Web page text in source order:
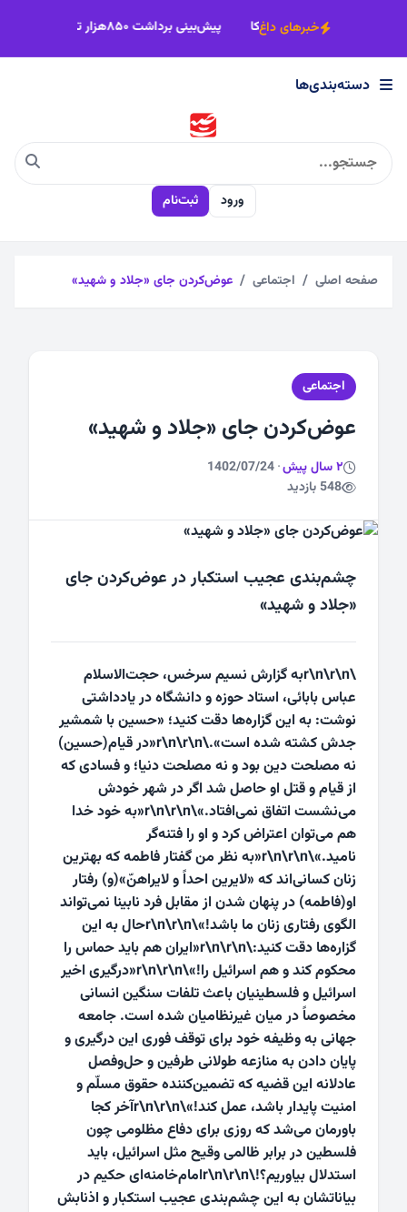
×
دسته‌بندی‌ها
اجتماعی
چندرسانه
فرهنگی
خبرهای داغ
اقتدار، شرط موفقیت هرگونه مذاکره با آمریکا پیش‌بینی برداشت ۸۵۰هزار تن چغندرقند در خراسان رضوی
دسته‌بندی‌ها
ورود ثبت‌نام
صفحه اصلی اجتماعی عوض‌کردن جای «جلاد و شهید»
اجتماعی
عوض‌کردن جای «جلاد و شهید»
2 سال پیش ·
1402/07/24
548 بازدید
چشم‌بندی عجیب استکبار در عوض‌کردن جای
«جلاد و شهید»
\r\n\r\nبه گزارش نسیم سرخس، حجت‌الاسلام
عباس بابائی، استاد حوزه و دانشگاه در یادداشتی
نوشت: به این گزاره‌ها دقت کنید؛ «حسین با شمشیر
جدش کشته شده است».\r\n\r\n«در قیام(حسین)
نه مصلحت دین بود و نه مصلحت دنیا؛ و فسادی که
از قیام و قتل او حاصل شد اگر در شهر خودش
می‌نشست اتفاق نمی‌افتاد.»\r\n\r\n«به خود خدا
هم می‌توان اعتراض کرد و او را فتنه‌گر
نامید.»\r\n\r\n«به نظر من گفتار فاطمه که بهترین
زنان کسانی­‌اند که «لایرین احداً و لایراهنّ»(و) رفتار
او(فاطمه) در پنهان شدن از مقابل فرد نابینا نمی­‌تواند
الگوی رفتاری زنان ما باشد!»\r\n\r\nحال به این
گزاره‌ها دقت کنید:\r\n\r\n«ایران هم باید حماس را
محکوم کند و هم اسرائیل را!»\r\n\r\n«درگیری اخیر
اسرائیل و فلسطینیان باعث تلفات سنگین انسانی
مخصوصاً در میان غیرنظامیان شده است. جامعه
جهانی به وظیفه خود برای توقف فوری این درگیری و
پایان دادن به منازعه طولانی‌ طرفین و حل‌وفصل
عادلانه این قضیه که تضمین‌کننده حقوق مسلّم و
امنیت پایدار باشد، عمل کند!»\r\n\r\n
آخر کجا
باورمان می‌شد که روزی برای دفاع مظلومی چون
فلسطین در برابر ظالمی وقیح مثل اسرائیل، باید
استدلال بیاوریم؟!
\r\n\r\nامام‌خامنه‌ای حکیم در
بیاناتشان به این چشم‌بندی عجیب استکبار و اذنابش